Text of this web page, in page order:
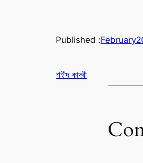
Published :February
শহীদ কাদরী